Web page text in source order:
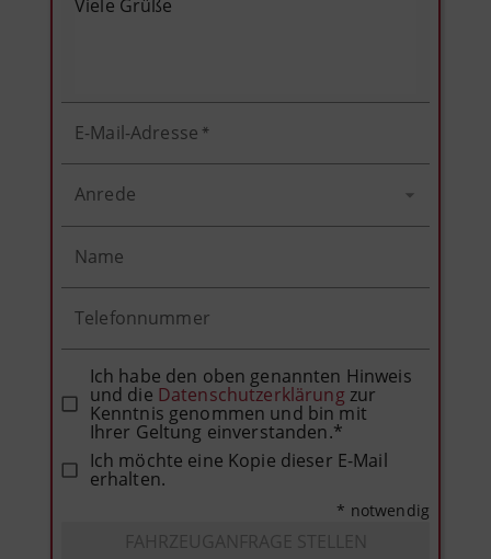
E-Mail-Adresse *
Anrede
Name
Telefonnummer
Ich habe den oben genannten Hinweis
und die Datenschutzerklärung zur
Kenntnis genommen und bin mit
Ihrer Geltung einverstanden.*
Ich möchte eine Kopie dieser E-Mail
erhalten.
* notwendig
FAHRZEUGANFRAGE STELLEN